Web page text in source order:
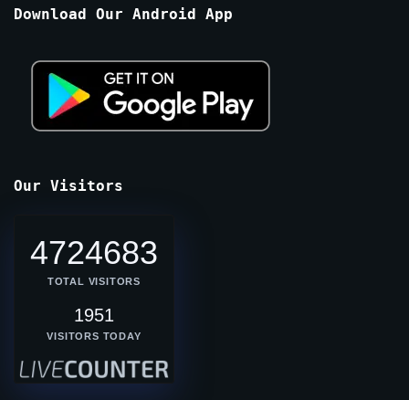
Download Our Android App
Our Visitors
4724683
TOTAL VISITORS
1951
VISITORS TODAY